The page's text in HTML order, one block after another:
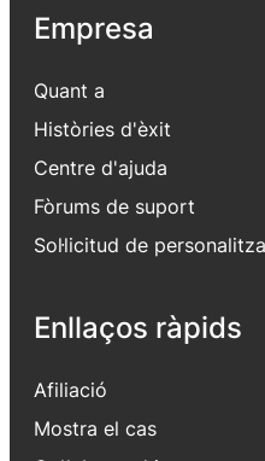
Empresa
Quant a
Històries d'èxit
Centre d'ajuda
Fòrums de suport
Sol·licitud de
Enllaços ràpids
Afiliació
Mostra el cas